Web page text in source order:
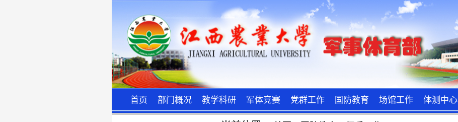
首页 部门概况 教学科研 军体竞赛 党群工作 国防教育 场馆工作 体测中心